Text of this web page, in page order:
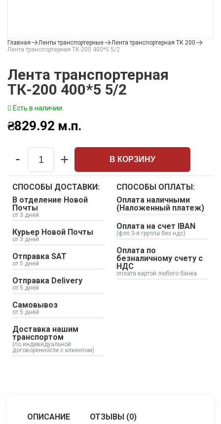
Главная Ленты транспортерные
Лента транспортерная ТК 200
Лента транспортерная ТК-200 400*5 5/2
Лента транспортерная
ТК-200 400*5 5/2
Есть в наличии
₴829.92 м.п.
Quantity
- + В КОРЗИНУ
СПОСОБЫ ДОСТАВКИ:
В отделение Новой
Почты
от 3 дней
Курьер Новой Почты
от 3 дней
Отправка SAT
от 5 дней
Отправка Delivery
от 5 дней
Самовывоз
от 5 дней
Доставка нашим
транспортом
(по индивидуальной
договоренности с клиентом)
СПОСОБЫ ОПЛАТЫ:
Оплата наличными
(Наложенный платеж)
Оплата на счет IBAN
(флп 3-я группа без ндс)
Оплата по
безналичному счету с
НДС
оплата картой любого банка
ОПИСАНИЕ ОТЗЫВЫ (0)